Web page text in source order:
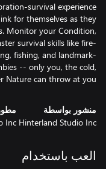
survival experience
for themselves as they
Monitor your Condition,
survival skills like fire-
fishing, and landmark-
-- only you, the cold,
Nature can throw at you.
منشور بواسطة
Hinterland Studio Inc
Inc
العب باستخدام